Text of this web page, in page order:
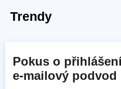
Trendy
Pokus o
e-mailový podvod